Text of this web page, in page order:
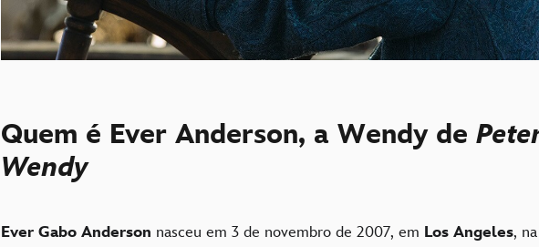
Quem é Ever Anderson, a Wendy de
Wendy
Ever Gabo Anderson nasceu em 3 de novembro de 2007, em Los Angeles, na